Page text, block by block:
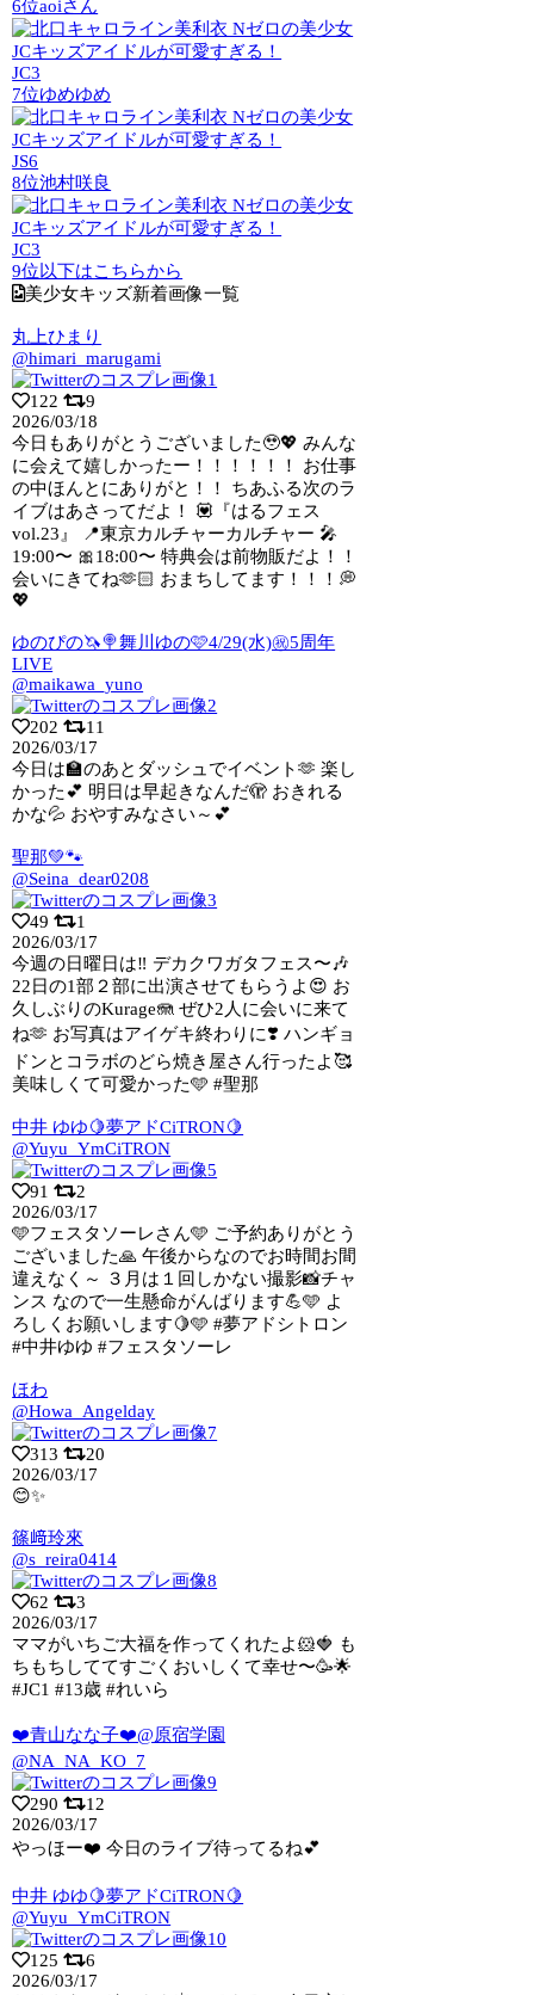
6位aoiさん
JC3
7位ゆめゆめ
JS6
8位池村咲良
JC3
9位以下はこちらから
美少女キッズ新着画像一覧
丸上ひまり
@himari_marugami
122
9
2026/03/18
今日もありがとうございました🥹💖 みんな
に会えて嬉しかったー！！！！！！ お仕事
の中ほんとにありがと！！ ちあふる次のラ
イブはあさってだよ！ 💟『はるフェス
vol.23』 📍東京カルチャーカルチャー 🎤
19:00〜 🎀18:00〜 特典会は前物販だよ！！
会いにきてね🫶🏻 おまちしてます！！！💭
💖
ゆのぴの🦄🍭舞川ゆの🩷4/29(水)㊗5周年
LIVE
@maikawa_yuno
202
11
2026/03/17
今日は🏫のあとダッシュでイベント🫶 楽し
かった💕 明日は早起きなんだ🫣 おきれる
かな💦 おやすみなさい～💕
聖那💚🐾
@Seina_dear0208
49
1
2026/03/17
今週の日曜日は‼️ デカクワガタフェス〜🎶
22日の1部２部に出演させてもらうよ 😍 お
久しぶりのKurage🪼 ぜひ2人に会いに来て
ね🫶 お写真はアイゲキ終わりに❣️ ハンギョ
ドンとコラボのどら焼き屋さん行ったよ🥰
美味しくて可愛かった🩵 #聖那
中井 ゆゆ🍋夢アドCiTRON🍋
@Yuyu_YmCiTRON
91
2
2026/03/17
🩵フェスタソーレさん🩵 ご予約ありがとう
ございました🙏 午後からなのでお時間お間
違えなく～ ３月は１回しかない撮影📸チャ
ンス なので一生懸命がんばります💪🩵 よ
ろしくお願いします🍋🩵 #夢アドシトロン
#中井ゆゆ #フェスタソーレ
ほわ
@Howa_Angelday
313
20
2026/03/17
😊✨
篠﨑玲來
@s_reira0414
62
3
2026/03/17
ママがいちご大福を作ってくれたよ🐹🍓 も
ちもちしててすごくおいしくて幸せ〜🥳🌟
#JC1 #13歳 #れいら
❤️青山なな子❤️@原宿学園
@NA_NA_KO_7
290
12
2026/03/17
やっほー❤️ 今日のライブ待ってるね💕︎
中井 ゆゆ🍋夢アドCiTRON🍋
@Yuyu_YmCiTRON
125
6
2026/03/17